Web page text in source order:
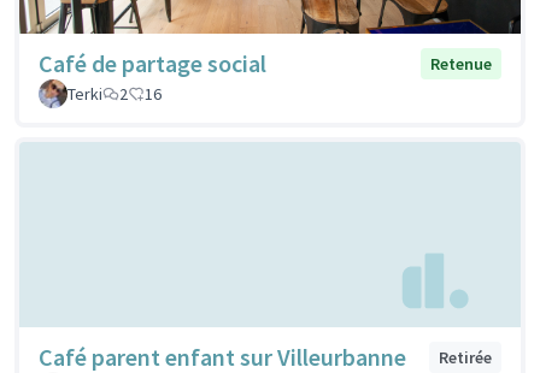
Café de partage social
Retenue
Terki
2 16
Café parent enfant sur Villeurbanne
Retirée